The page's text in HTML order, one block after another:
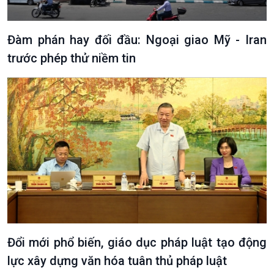
Câu chuyện Thể thao
Infographic
E-Magazine
Đàm phán hay đối đầu: Ngoại giao Mỹ - Iran
trước phép thử niềm tin
Đổi mới phổ biến, giáo dục pháp luật tạo động
lực xây dựng văn hóa tuân thủ pháp luật